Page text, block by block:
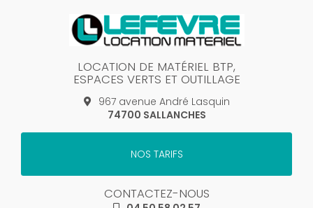
LOCATION DE MATÉRIEL BTP,
ESPACES VERTS ET OUTILLAGE
967 avenue André Lasquin
74700 SALLANCHES
NOS TARIFS
CONTACTEZ-NOUS